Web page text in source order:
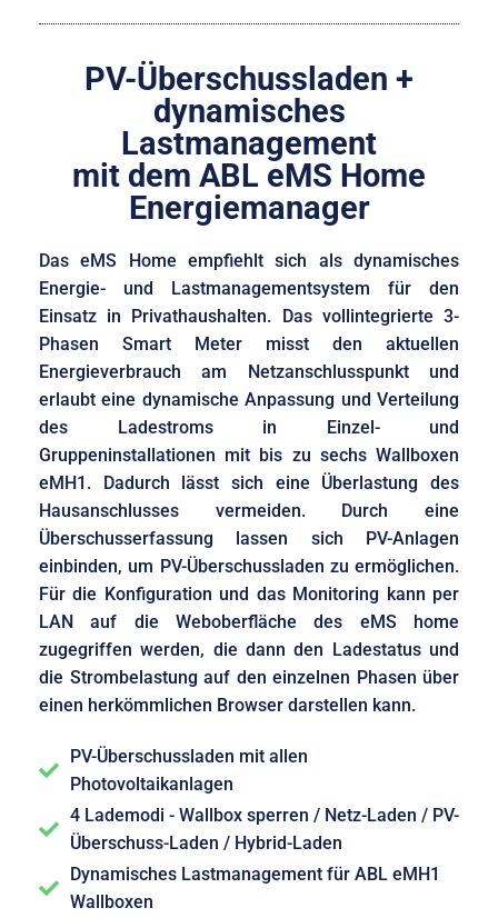
PV-Überschussladen +
dynamisches
Lastmanagement
mit dem ABL eMS Home
Energiemanager
Das eMS Home empfiehlt sich als dynamisches
Energie- und Lastmanagementsystem für den
Einsatz in Privathaushalten. Das vollintegrierte 3-
Phasen Smart Meter misst den aktuellen
Energieverbrauch am Netzanschlusspunkt und
erlaubt eine dynamische Anpassung und Verteilung
des Ladestroms in Einzel- und
Gruppeninstallationen mit bis zu sechs Wallboxen
eMH1. Dadurch lässt sich eine Überlastung des
Hausanschlusses vermeiden. Durch eine
Überschusserfassung lassen sich PV-Anlagen
einbinden, um PV-Überschussladen zu ermöglichen.
Für die Konfiguration und das Monitoring kann per
LAN auf die Weboberfläche des eMS home
zugegriffen werden, die dann den Ladestatus und
die Strombelastung auf den einzelnen Phasen über
einen herkömmlichen Browser darstellen kann.
PV-Überschussladen mit allen
Photovoltaikanlagen
4 Lademodi - Wallbox sperren / Netz-Laden / PV-
Überschuss-Laden / Hybrid-Laden
Dynamisches Lastmanagement für ABL eMH1
Wallboxen